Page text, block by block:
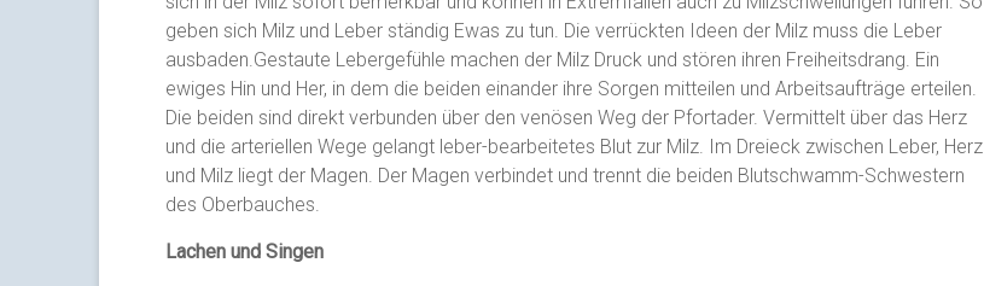
geben sich Milz und Leber ständig Ewas zu tun. Die verrückten Ideen der Milz muss die Leber
ausbaden.Gestaute Lebergefühle machen der Milz Druck und stören ihren Freiheitsdrang. Ein
ewiges Hin und Her, in dem die beiden einander ihre Sorgen mitteilen und Arbeitsaufträge erteilen.
Die beiden sind direkt verbunden über den venösen Weg der Pfortader. Vermittelt über das Herz
und die arteriellen Wege gelangt leber-bearbeitetes Blut zur Milz. Im Dreieck zwischen Leber, Herz
und Milz liegt der Magen. Der Magen verbindet und trennt die beiden Blutschwamm-Schwestern
des Oberbauches.
Lachen und Singen